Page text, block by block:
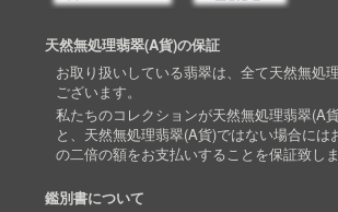
天然無処理翡翠(A貨)の保証
お取り扱いしている翡翠は、全て天然無処
ございます。
私たちのコレクションが天然無処理翡翠(A
と、天然無処理翡翠(A貨)ではない場合には
の二倍の額をお支払いすることを保証致しま
鑑別書について